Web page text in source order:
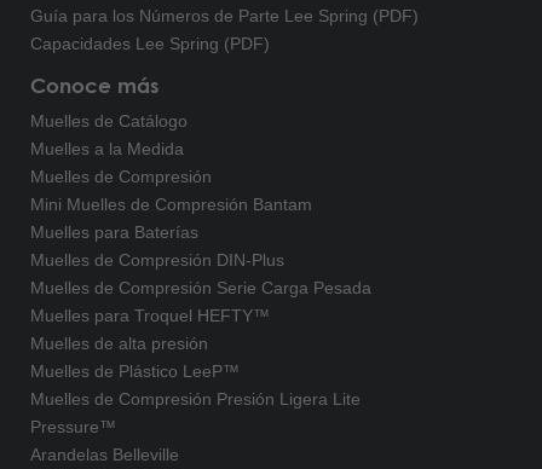
Guía para los Números de Parte Lee Spring (PDF)
Capacidades Lee Spring (PDF)
Conoce más
Muelles de Catálogo
Muelles a la Medida
Muelles de Compresión
Mini Muelles de Compresión Bantam
Muelles para Baterías
Muelles de Compresión DIN-Plus
Muelles de Compresión Serie Carga Pesada
Muelles para Troquel HEFTY™
Muelles de alta presión
Muelles de Plástico LeeP™
Muelles de Compresión Presión Ligera Lite
Pressure™
Arandelas Belleville